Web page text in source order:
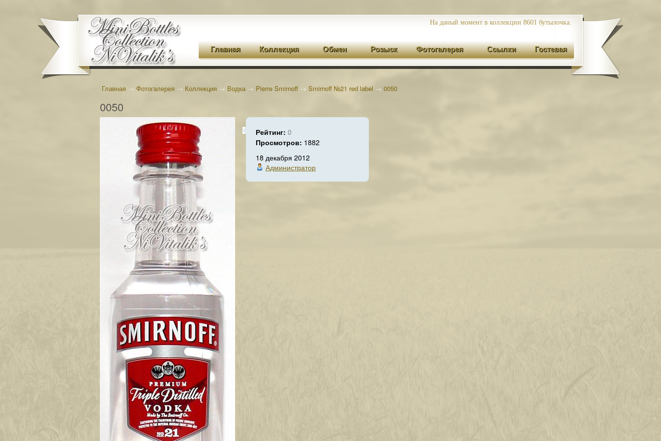
На даный момент в коллекции 8601 бутылочка.
Главная Коллекция Обмен Розыск Фотогалерея Ссылки Гостевая
Главная → Фотогалерея → Коллекция → Водка→ Pierre Smirnoff → Smirnoff №21 red label → 0050
0050
Рейтинг: 0
Просмотров: 1882
18 декабря 2012
Администратор